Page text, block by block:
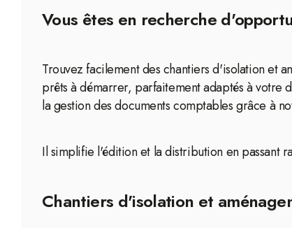
Vous êtes en recherche
Trouvez facilement des chantiers d'isolation et
prêts à démarrer, parfaitement adaptés à votre
la gestion des documents comptables grâce à
Il simplifie l'édition et la distribution en passant
Chantiers d'isolation et